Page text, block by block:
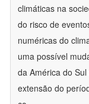
climáticas na
do risco de
numéricas do
uma possível
da América do
extensão do